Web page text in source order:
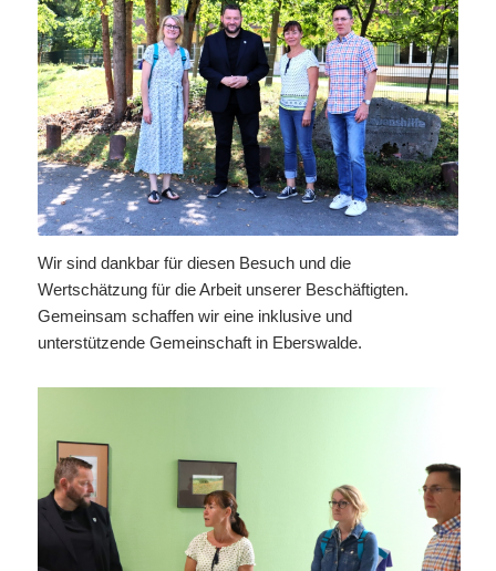
Wir sind dankbar für diesen Besuch und die
Wertschätzung für die Arbeit unserer Beschäftigten.
Gemeinsam schaffen wir eine inklusive und
unterstützende Gemeinschaft in Eberswalde.